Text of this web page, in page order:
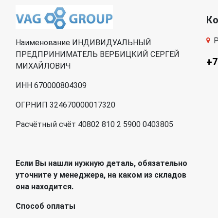
Наименование ИНДИВИДУАЛЬНЫЙ
ПРЕДПРИНИМАТЕЛЬ ВЕРБИЦКИЙ СЕРГЕЙ
МИХАЙЛОВИЧ
ИНН 670000804309
ОГРНИП 324670000017320
Расчётный счёт 40802 810 2 5900 0403805
Если Вы нашли нужную деталь, обязательно
уточните у менеджера, на каком из складов
она находится.
Способ оплаты